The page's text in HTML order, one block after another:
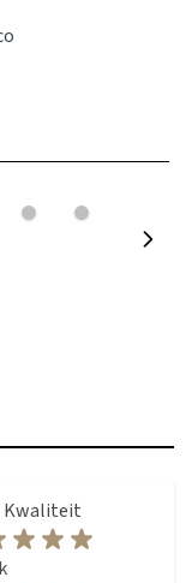
Kwaliteit